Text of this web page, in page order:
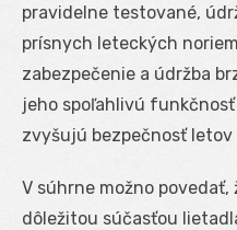
pravidelne testované,
prísnych leteckých
zabezpečenie a údržba
jeho spoľahlivú
zvyšujú bezpečnosť letov
V súhrne možno povedať,
dôležitou súčasťou